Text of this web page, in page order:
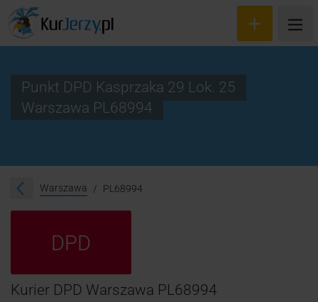
Śledzenie przesyłki
Punkt DPD Kasprzaka 29 Lok. 25
Warszawa PL68994
Warszawa PL68994
DPD
Kurier DPD Warszawa PL68994